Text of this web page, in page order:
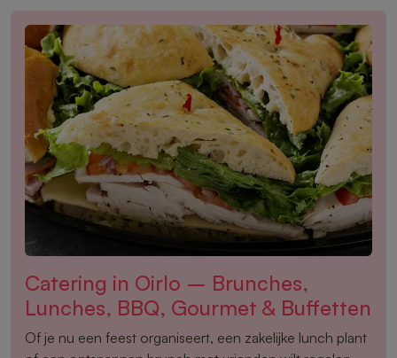
Catering in Oirlo – Brunches,
Lunches, BBQ, Gourmet & Buffetten
Of je nu een feest organiseert, een zakelijke lunch plant